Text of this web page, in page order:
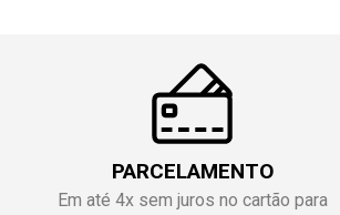
PARCELAMENTO
Em até 4x sem juros no cartão para